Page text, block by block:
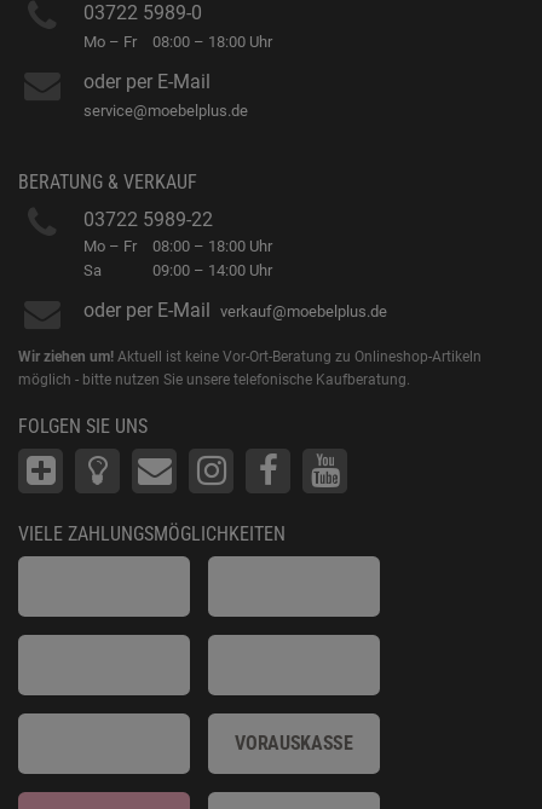
03722 5989-0
Mo – Fr 08:00 – 18:00 Uhr
oder per E-Mail
service@moebelplus.de
BERATUNG & VERKAUF
03722 5989-22
Mo – Fr
Sa
08:00 – 18:00 Uhr
09:00 – 14:00 Uhr
oder per E-Mail verkauf@moebelplus.de
Wir ziehen um! Aktuell ist keine Vor-Ort-Beratung zu Onlineshop-Artikeln
möglich - bitte nutzen Sie unsere telefonische Kaufberatung.
FOLGEN SIE UNS
VIELE ZAHLUNGSMÖGLICHKEITEN
VORAUSKASSE